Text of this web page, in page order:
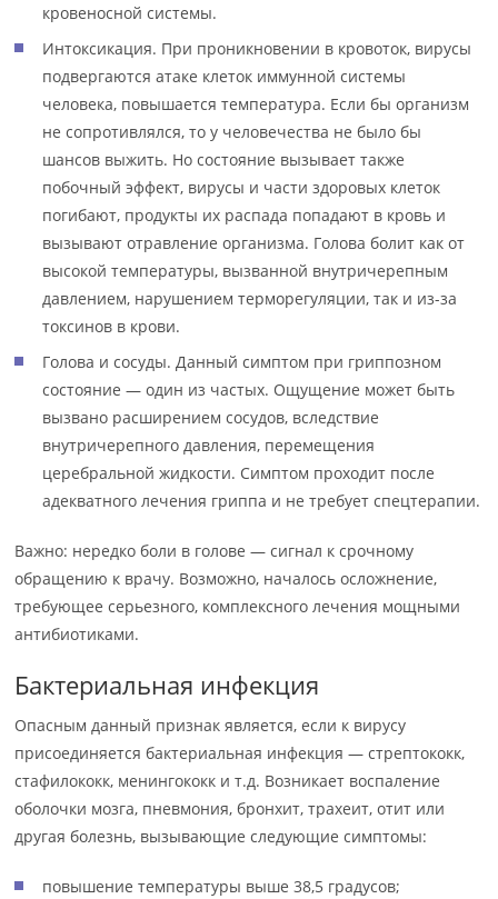
кровеносной системы.
Интоксикация. При проникновении в кровоток, вирусы
подвергаются атаке клеток иммунной системы
человека, повышается температура. Если бы организм
не сопротивлялся, то у человечества не было бы
шансов выжить. Но состояние вызывает также
побочный эффект, вирусы и части здоровых клеток
погибают, продукты их распада попадают в кровь и
вызывают отравление организма. Голова болит как от
высокой температуры, вызванной внутричерепным
давлением, нарушением терморегуляции, так и из-за
токсинов в крови.
Голова и сосуды. Данный симптом при гриппозном
состояние — один из частых. Ощущение может быть
вызвано расширением сосудов, вследствие
внутричерепного давления, перемещения
церебральной жидкости. Симптом проходит после
адекватного лечения гриппа и не требует спецтерапии.
Важно: нередко боли в голове — сигнал к срочному
обращению к врачу. Возможно, началось осложнение,
требующее серьезного, комплексного лечения мощными
антибиотиками.
Бактериальная инфекция
Опасным данный признак является, если к вирусу
присоединяется бактериальная инфекция — стрептококк,
стафилококк, менингококк и т.д. Возникает воспаление
оболочки мозга, пневмония, бронхит, трахеит, отит или
другая болезнь, вызывающие следующие симптомы:
повышение температуры выше 38,5 градусов;